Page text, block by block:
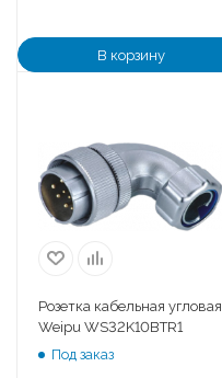
В корзину
Розетка кабельная угловая
Weipu WS32K10BTR1
Под заказ